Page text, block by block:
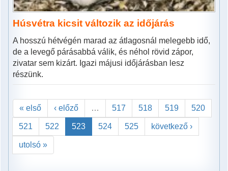
Húsvétra kicsit változik az időjárás
A hosszú hétvégén marad az átlagosnál melegebb idő,
de a levegő párásabbá válik, és néhol rövid zápor,
zivatar sem kizárt. Igazi májusi időjárásban lesz
részünk.
« első ‹ előző … 517 518 519 520
521 522 523 524 525 következő ›
utolsó »